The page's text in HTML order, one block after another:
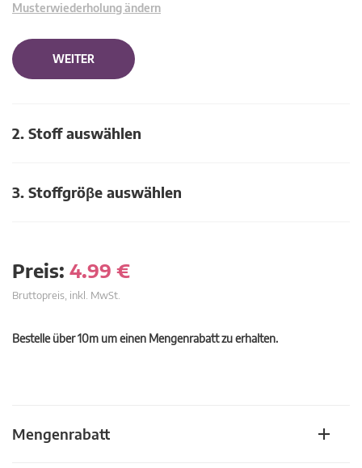
Musterwiederholung ändern
WEITER
2. Stoff auswählen
3. Stoffgröβe auswählen
Preis: 4.99 €
Bruttopreis, inkl. MwSt.
Bestelle über 10m um einen Mengenrabatt zu erhalten.
Mengenrabatt